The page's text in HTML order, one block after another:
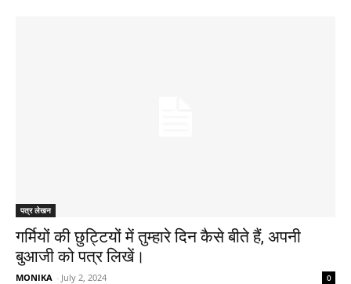
पत्र लेखन
गर्मियों की छुट्टियों में तुम्हारे दिन कैसे बीते हैं, अपनी
बुआजी को पत्र लिखें।
MONIKA - July 2, 2024 0